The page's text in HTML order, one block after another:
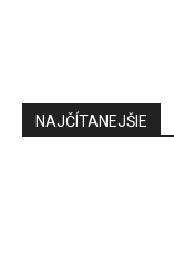
NAJČÍTANEJŠIE